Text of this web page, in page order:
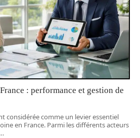
: performance et gestion de
considérée comme un levier essentiel
en France. Parmi les différents acteurs
…